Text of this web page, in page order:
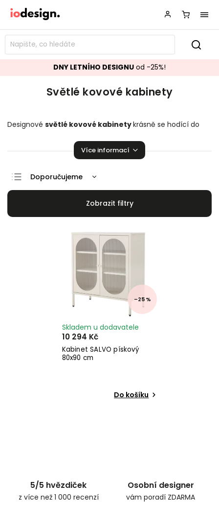
DNY LETNÍHO DESIGNU od -25%!
Světlé kovové kabinety
Designové světlé kovové kabinetykrásně se hodící do
zaručeně pozvednou úroveň vaší domácnosti!
Více informací
Doporučujeme
Nejlevnější
–25 %
Kabinet SALVO pískový
80x90 cm
Skladem u dodavatele
10 294 Kč
Do košíku
5/5 hvězdiček
z více než 1 000 recenzí
Osobní designer
vám poradí ZDARMA